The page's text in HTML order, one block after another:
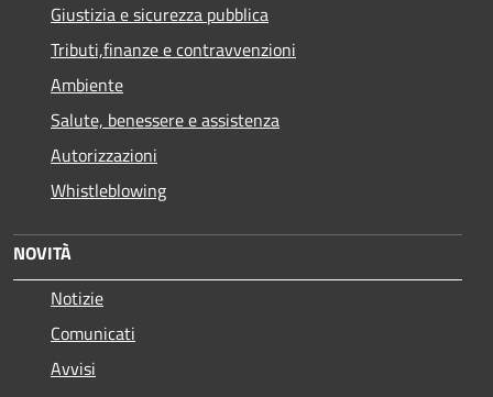
Giustizia e sicurezza pubblica
Tributi,finanze e contravvenzioni
Ambiente
Salute, benessere e assistenza
Autorizzazioni
Whistleblowing
NOVITÀ
Notizie
Comunicati
Avvisi